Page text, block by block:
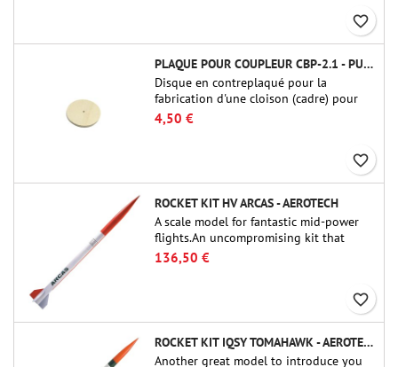
favorite_border
PLAQUE POUR COUPLEUR CBP-2.1 - PUBLIC MISSILES LTD.
Disque en contreplaqué pour la
fabrication d'une cloison (cadre) pour
raccords tubulaires de 54 mm de Public
Missiles Ltd. (PT-2.1 ou QT-2.1)
4,50 €
favorite_border
ROCKET KIT HV ARCAS - AEROTECH
A scale model for fantastic mid-power
flights.An uncompromising kit that
allows you to build a replica of one of
the most famous sounding-rocket ever.
136,50 €
favorite_border
ROCKET KIT IQSY TOMAHAWK - AEROTECH
Another great model to introduce you